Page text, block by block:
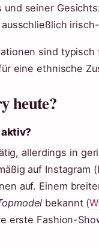
und seiner
sind
eine ethnische
heute?
aktiv?
allerdings in
auf Instagram
auf. Einem
bekannt (
erste Fashion-